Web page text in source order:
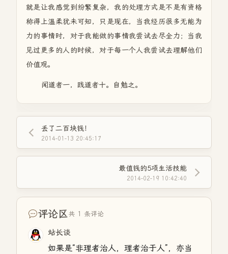
就是让我感觉到纷繁复杂，我的处理方式是不是有资格
称得上温柔犹未可知，只是现在，当我经历很多无能为
力的事情时，对于我能做的事情我尝试去尽全力；当我
见过更多的人的时候，对于每一个人我尝试去理解他们
价值观。
闻道者一，践道者十。自勉之。
丢了二百块钱！
2014-01-13 20:45:17
最值钱的5项生活技能
2014-02-19 10:42:40
评论区共 1 条评论
站长谈
如果是“非理者治人，理者治于人”，亦当